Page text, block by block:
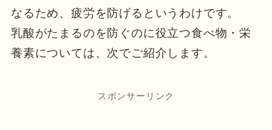
なるため、疲労を防げるというわけです。
乳酸がたまるのを防ぐのに役立つ食べ物・栄
養素については、次でご紹介します。
スポンサーリンク